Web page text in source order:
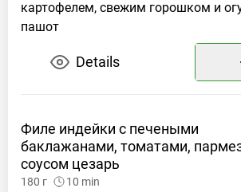
Details
Филе индейки с печеными
баклажанами, томатами,
соусом цезарь
180 г 10 min